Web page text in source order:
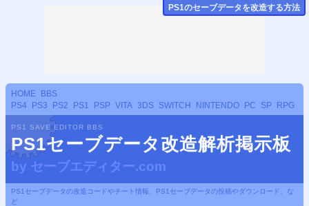
HOME
BBS
PS4
PS3 PS2 PS1 PSP VITA 3DS SWITCH NINTENDO PC SP RPG
PS1 SAVE EDITOR BBS
PS1セーブデータ改造解析掲示板
by セーブエディター.com
PS1セーブデータの改造コードやチート情報、PS1セーブデータの投稿やダウンロード、な
ど
PS1のセーブデータを改造する方法